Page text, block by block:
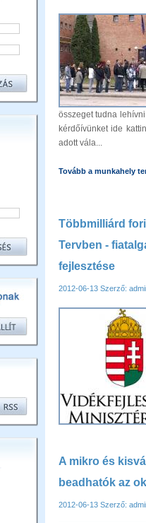
összeget tudna
kérdőívünket ide
adott vála...
Tovább a munkahely
Többmilliárd
Tervben -
fejlesztése
2012-06-13 Szerző:
A mikro és
beadhatók az
2012-06-13 Szerző: